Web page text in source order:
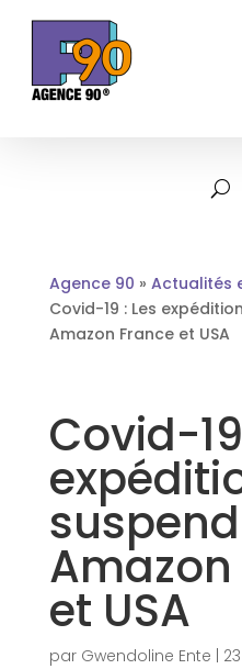
Agence 90 » Actualités
Covid-19 : Les
Amazon France et USA
Covid-
et USA
par Gwendoline Ente